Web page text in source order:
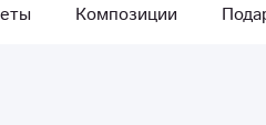
Композиции